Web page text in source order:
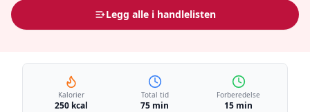
Legg alle i handlelisten
Kalorier
250 kcal
Total tid
75 min
Forberedelse
15 min